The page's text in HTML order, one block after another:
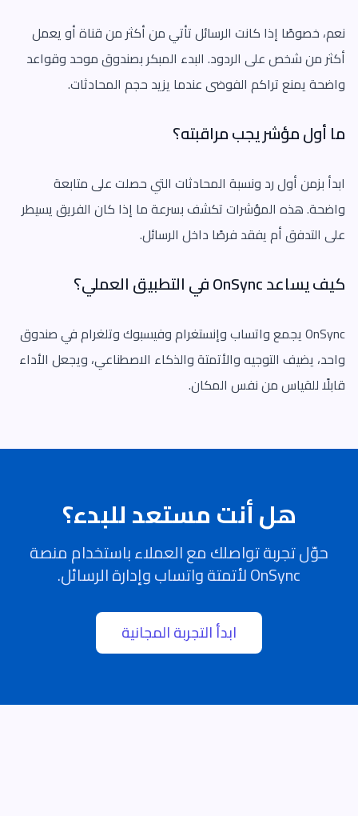
نعم، خصوصًا إذا كانت الرسائل تأتي من أكثر من قناة أو يعمل
أكثر من شخص على الردود. البدء المبكر بصندوق موحد وقواعد
واضحة يمنع تراكم الفوضى عندما يزيد حجم المحادثات.
ما أول مؤشر يجب مراقبته؟
ابدأ بزمن أول رد ونسبة المحادثات التي حصلت على متابعة
واضحة. هذه المؤشرات تكشف بسرعة ما إذا كان الفريق يسيطر
على التدفق أم يفقد فرصًا داخل الرسائل.
كيف يساعد OnSync في التطبيق العملي؟
OnSync يجمع واتساب وإنستغرام وفيسبوك وتلغرام في صندوق
واحد، يضيف التوجيه والأتمتة والذكاء الاصطناعي، ويجعل الأداء
قابلًا للقياس من نفس المكان.
هل أنت مستعد للبدء؟
حوّل تجربة تواصلك مع العملاء باستخدام منصة
OnSync لأتمتة واتساب وإدارة الرسائل.
ابدأ التجربة المجانية